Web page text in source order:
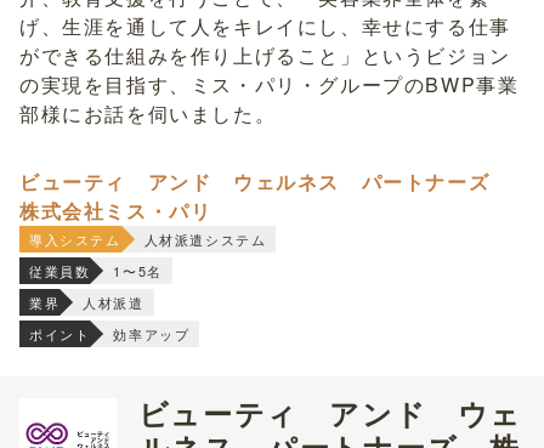
げ、生涯を通して人をキレイにし、幸せにする仕事
ができる仕組みを作り上げること」というビジョン
の実現を目指す、ミス・パリ・グループのBWP事業
部様にお話を伺いました。
ビューティ アンド ウェルネス パートナーズ
株式会社ミス・パリ
導入システム
人材派遣システム
従業員数
1〜5名
業界
人材派遣
ポイント
効率アップ
ビューティ アンド ウェ